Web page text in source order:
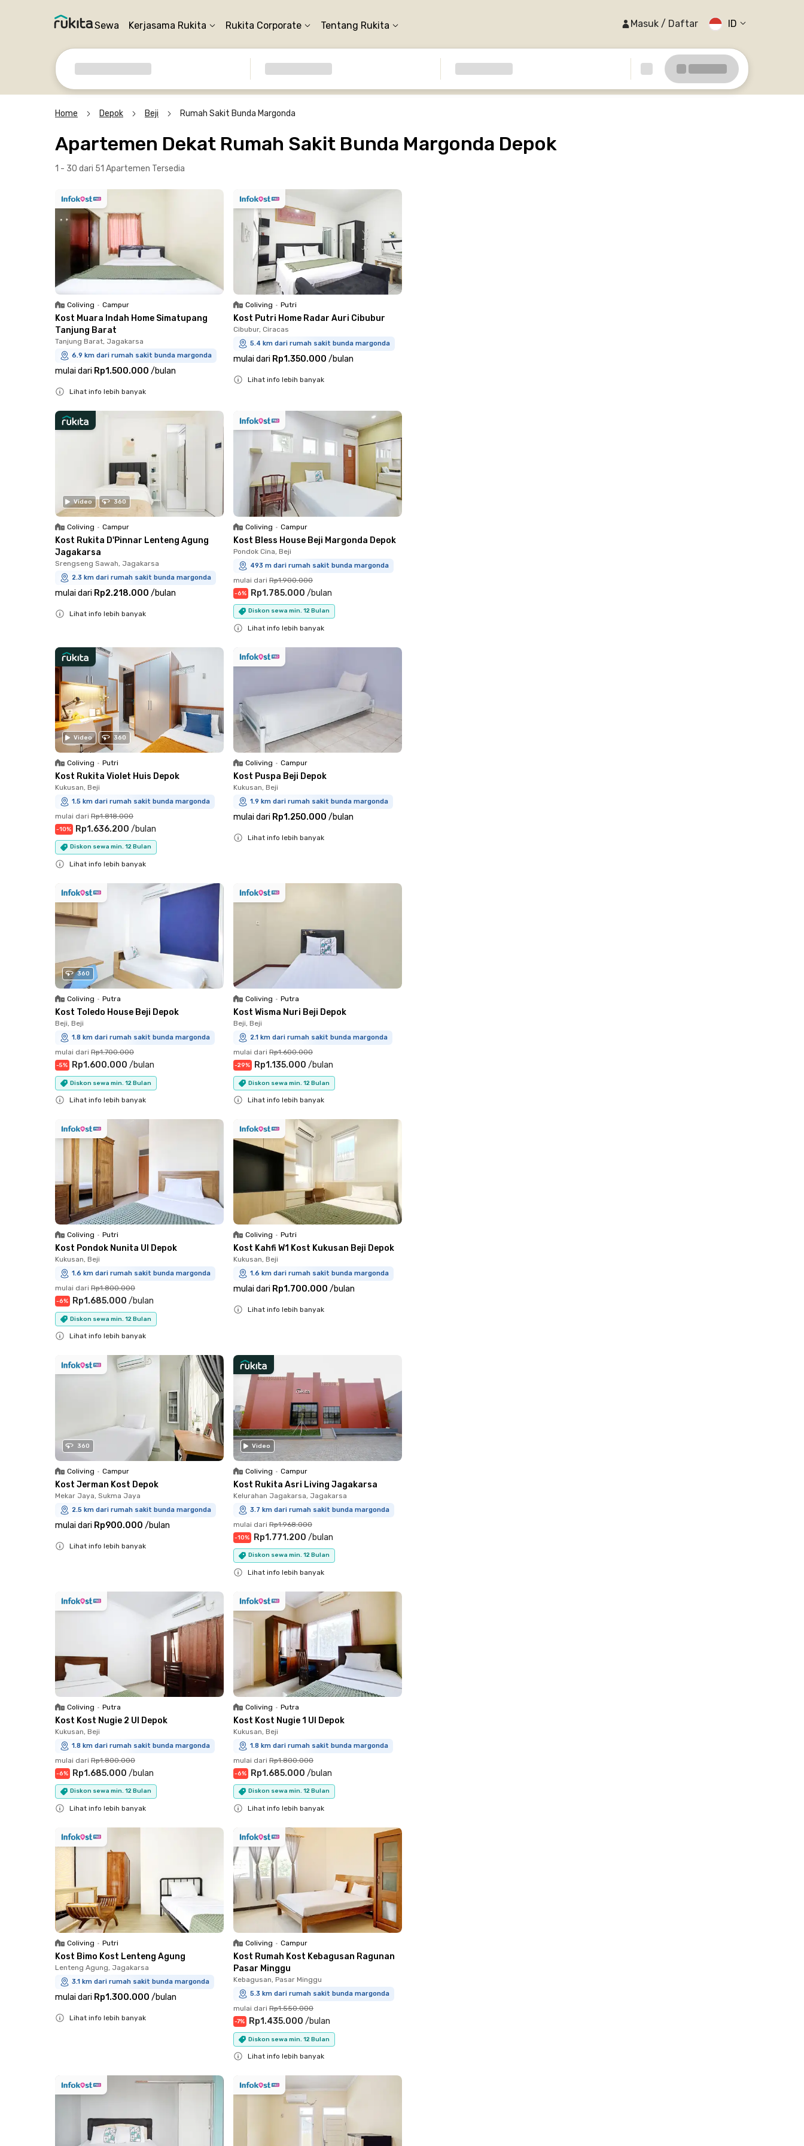
Sewa Kerjasama Rukita Rukita Corporate Tentang Rukita Masuk / Daftar ID
Home Depok Beji Rumah Sakit Bunda Margonda
Apartemen Dekat Rumah Sakit Bunda Margonda Depok
1 - 30 dari 51 Apartemen Tersedia
Coliving • Campur
Kost Muara Indah Home Simatupang
Tanjung Barat
Tanjung Barat, Jagakarsa
6.9 km dari rumah sakit bunda margonda
mulai dari Rp1.500.000 /bulan
Lihat info lebih banyak
Coliving • Putri
Kost Putri Home Radar Auri Cibubur
Cibubur, Ciracas
5.4 km dari rumah sakit bunda margonda
mulai dari Rp1.350.000 /bulan
Lihat info lebih banyak
Video 360
Coliving • Campur
Kost Rukita D'Pinnar Lenteng Agung
Jagakarsa
Srengseng Sawah, Jagakarsa
2.3 km dari rumah sakit bunda margonda
mulai dari Rp2.218.000 /bulan
Lihat info lebih banyak
Coliving • Campur
Kost Bless House Beji Margonda Depok
Pondok Cina, Beji
493 m dari rumah sakit bunda margonda
mulai dari Rp1.900.000
-6% Rp1.785.000 /bulan
Diskon sewa min. 12 Bulan
Lihat info lebih banyak
Video 360
Coliving • Putri
Kost Rukita Violet Huis Depok
Kukusan, Beji
1.5 km dari rumah sakit bunda margonda
mulai dari Rp1.818.000
-10% Rp1.636.200 /bulan
Diskon sewa min. 12 Bulan
Lihat info lebih banyak
Coliving • Campur
Kost Puspa Beji Depok
Kukusan, Beji
1.9 km dari rumah sakit bunda margonda
mulai dari Rp1.250.000 /bulan
Lihat info lebih banyak
360
Coliving • Putra
Kost Toledo House Beji Depok
Beji, Beji
1.8 km dari rumah sakit bunda margonda
mulai dari Rp1.700.000
-5% Rp1.600.000 /bulan
Diskon sewa min. 12 Bulan
Lihat info lebih banyak
Coliving • Putra
Kost Wisma Nuri Beji Depok
Beji, Beji
2.1 km dari rumah sakit bunda margonda
mulai dari Rp1.600.000
-29% Rp1.135.000 /bulan
Diskon sewa min. 12 Bulan
Lihat info lebih banyak
Coliving • Putri
Kost Pondok Nunita UI Depok
Kukusan, Beji
1.6 km dari rumah sakit bunda margonda
mulai dari Rp1.800.000
-6% Rp1.685.000 /bulan
Diskon sewa min. 12 Bulan
Lihat info lebih banyak
Coliving • Putri
Kost Kahfi W1 Kost Kukusan Beji Depok
Kukusan, Beji
1.6 km dari rumah sakit bunda margonda
mulai dari Rp1.700.000 /bulan
Lihat info lebih banyak
360
Coliving • Campur
Kost Jerman Kost Depok
Mekar Jaya, Sukma Jaya
2.5 km dari rumah sakit bunda margonda
mulai dari Rp900.000 /bulan
Lihat info lebih banyak
Video
Coliving • Campur
Kost Rukita Asri Living Jagakarsa
Kelurahan Jagakarsa, Jagakarsa
3.7 km dari rumah sakit bunda margonda
mulai dari Rp1.968.000
-10% Rp1.771.200 /bulan
Diskon sewa min. 12 Bulan
Lihat info lebih banyak
Coliving • Putra
Kost Kost Nugie 2 UI Depok
Kukusan, Beji
1.8 km dari rumah sakit bunda margonda
mulai dari Rp1.800.000
-6% Rp1.685.000 /bulan
Diskon sewa min. 12 Bulan
Lihat info lebih banyak
Coliving • Putra
Kost Kost Nugie 1 UI Depok
Kukusan, Beji
1.8 km dari rumah sakit bunda margonda
mulai dari Rp1.800.000
-6% Rp1.685.000 /bulan
Diskon sewa min. 12 Bulan
Lihat info lebih banyak
Coliving • Putri
Kost Bimo Kost Lenteng Agung
Lenteng Agung, Jagakarsa
3.1 km dari rumah sakit bunda margonda
mulai dari Rp1.300.000 /bulan
Lihat info lebih banyak
Coliving • Campur
Kost Rumah Kost Kebagusan Ragunan
Pasar Minggu
Kebagusan, Pasar Minggu
5.3 km dari rumah sakit bunda margonda
mulai dari Rp1.550.000
-7% Rp1.435.000 /bulan
Diskon sewa min. 12 Bulan
Lihat info lebih banyak